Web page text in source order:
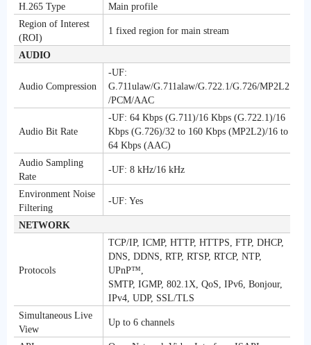
H.265 Type
Main profile
Region of Interest
(ROI)
1 fixed region for main stream
AUDIO
Audio Compression
-UF:
G.711ulaw/G.711alaw/G.722.1/G.726/MP2L2
/PCM/AAC
Audio Bit Rate
-UF: 64 Kbps (G.711)/16 Kbps (G.722.1)/16
Kbps (G.726)/32 to 160 Kbps (MP2L2)/16 to
64 Kbps (AAC)
Audio Sampling
Rate
-UF: 8 kHz/16 kHz
Environment Noise
Filtering
-UF: Yes
NETWORK
Protocols
TCP/IP, ICMP, HTTP, HTTPS, FTP, DHCP,
DNS, DDNS, RTP, RTSP, RTCP, NTP,
UPnP™,
SMTP, IGMP, 802.1X, QoS, IPv6, Bonjour,
IPv4, UDP, SSL/TLS
Simultaneous Live
View
Up to 6 channels